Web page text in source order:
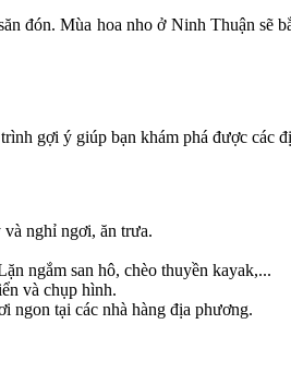
đón. Mùa hoa nho ở Ninh Thuận sẽ
gợi ý giúp bạn khám phá được các
nghỉ ngơi, ăn trưa.
ngắm san hô, chèo thuyền kayak,...
và chụp hình.
ngon tại các nhà hàng địa phương.